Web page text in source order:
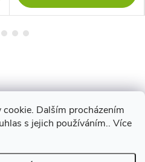
Dalším procházením
s jejich používáním.. Více